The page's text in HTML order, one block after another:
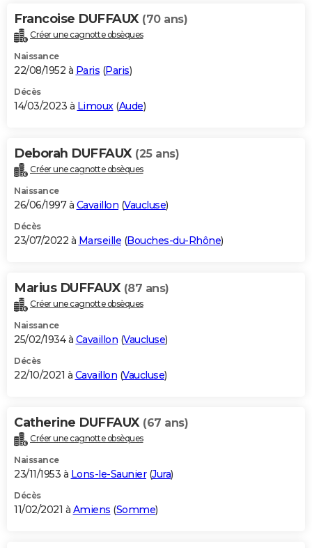
Francoise DUFFAUX (70 ans)
Créer une cagnotte obsèques
Naissance
22/08/1952 à Paris (Paris)
Décès
14/03/2023 à Limoux(Aude)
Deborah DUFFAUX (25 ans)
Créer une cagnotte obsèques
Naissance
26/06/1997 à Cavaillon (Vaucluse)
Décès
23/07/2022 à Marseille (Bouches-du-Rhône)
Marius DUFFAUX (87 ans)
Créer une cagnotte obsèques
Naissance
25/02/1934 à Cavaillon (Vaucluse)
Décès
22/10/2021 à Cavaillon (Vaucluse)
Catherine DUFFAUX (67 ans)
Créer une cagnotte obsèques
Naissance
23/11/1953 à Lons-le-Saunier(Jura)
Décès
11/02/2021 à Amiens (Somme)